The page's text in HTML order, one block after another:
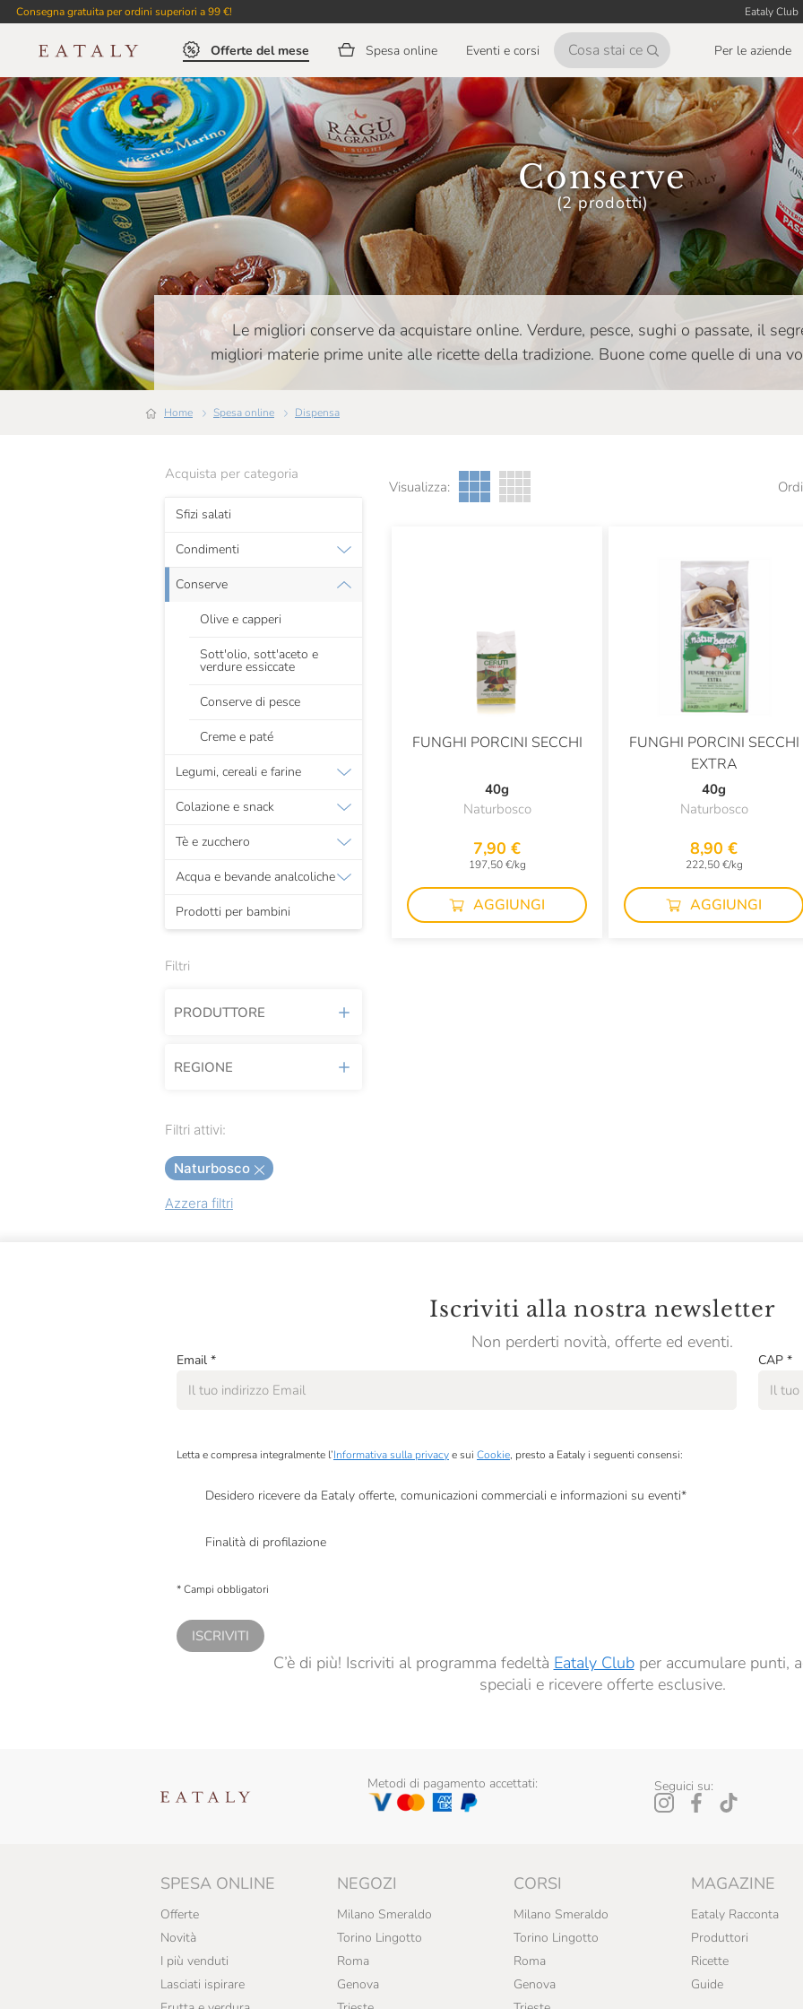
Consegna gratuita per ordini superiori a 99 €! Eataly Club
Offerte del mese Spesa online Eventi e corsi Per le aziende
Conserve
(2 prodotti)
Le migliori conserve da acquistare online. Verdure, pesce, sughi o passate, il
migliori materie prime unite alle ricette della tradizione. Buone come quelle di una
Home Spesa online Dispensa
Acquista per categoria
Sfizi salati
Condimenti
Conserve
Olive e capperi
Sott'olio, sott'aceto e
verdure essiccate
Conserve di pesce
Creme e paté
Legumi, cereali e farine
Colazione e snack
Tè e zucchero
Acqua e bevande analcoliche
Prodotti per bambini
Filtri
PRODUTTORE
Acantilado
Alice Prodotti Ittici
Alicos
Alpenzu
Centonze
Conservas Marino
Il Cipressino
Il Mongetto
Il Vallino
Italpesto
REGIONE
Piemonte
Filtri attivi:
Naturbosco
Azzera filtri
Visualizza:
FUNGHI PORCINI SECCHI
40g
Naturbosco
7,90 €
197,50 €/kg
AGGIUNGI
FUNGHI PORCINI SECCHI
EXTRA
40g
Naturbosco
8,90 €
222,50 €/kg
AGGIUNGI
Iscriviti alla nostra newsletter
Non perderti novità, offerte ed eventi.
Email * CAP *
Letta e compresa integralmente l’Informativa sulla privacye sui Cookie, presto a Eataly i seguenti consensi:
Desidero ricevere da Eataly offerte, comunicazioni commerciali e informazioni su eventi*
Finalità di profilazione
* Campi obbligatori
ISCRIVITI
C’è di più! Iscriviti al programma fedeltà Eataly Clubper accumulare punti,
speciali e ricevere offerte esclusive.
Metodi di pagamento accettati: Seguici su:
SPESA ONLINE
Offerte
Novità
I più venduti
Lasciati ispirare
NEGOZI
Milano Smeraldo
Torino Lingotto
Roma
Genova
CORSI
Milano Smeraldo
Torino Lingotto
Roma
Genova
MAGAZINE
Eataly Racconta
Produttori
Ricette
Guide